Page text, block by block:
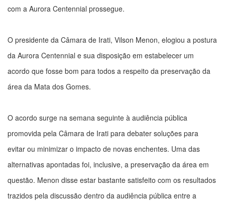
com a Aurora Centennial prossegue.
O presidente da Câmara de Irati, Vilson Menon, elogiou a postura
da Aurora Centennial e sua disposição em estabelecer um
acordo que fosse bom para todos a respeito da preservação da
área da Mata dos Gomes.
O acordo surge na semana seguinte à audiência pública
promovida pela Câmara de Irati para debater soluções para
evitar ou minimizar o impacto de novas enchentes. Uma das
alternativas apontadas foi, inclusive, a preservação da área em
questão. Menon disse estar bastante satisfeito com os resultados
trazidos pela discussão dentro da audiência pública entre a